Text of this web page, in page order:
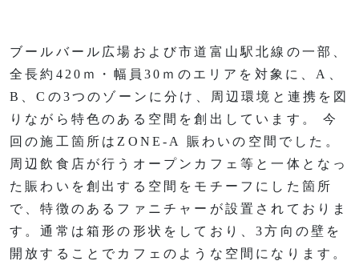
ブールバール広場および市道富山駅北線の一部、
全長約420ｍ・幅員30ｍのエリアを対象に、A、
B、Cの3つのゾーンに分け、周辺環境と連携を図
りながら特色のある空間を創出しています。 今
回の施工箇所はZONE-A 賑わいの空間でした。
周辺飲食店が行うオープンカフェ等と一体となっ
た賑わいを創出する空間をモチーフにした箇所
で、特徴のあるファニチャーが設置されておりま
す。通常は箱形の形状をしており、3方向の壁を
開放することでカフェのような空間になります。